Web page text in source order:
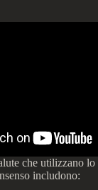
che utilizzano lo
includono: